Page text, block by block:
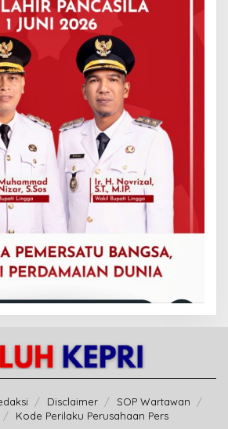
Disclaimer
SOP Wartawan
Kode Perilaku Perusahaan Pers